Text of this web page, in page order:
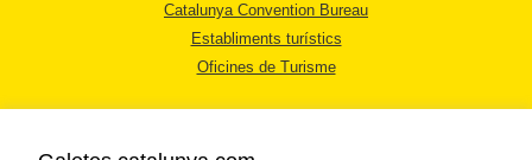
Catalunya Convention Bureau
Establiments turístics
Oficines de Turisme